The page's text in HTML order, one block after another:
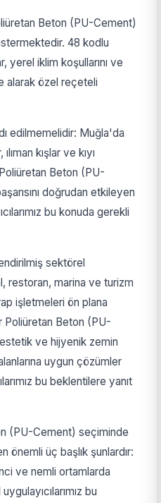
Beton (PU-Cement)
48 kodlu
yerel iklim koşullarını ve
alarak özel reçeteli
edilmemelidir: Muğla'da
kışlar ve kıyı
Beton (PU-
doğrudan etkileyen
bu konuda gerekli
sektörel
restoran, marina ve turizm
işletmeleri ön plana
Poliüretan Beton (PU-
ve hijyenik zemin
uygun çözümler
bu beklentilere yanıt
(PU-Cement) seçiminde
önemli üç başlık şunlardır:
ve nemli ortamlarda
bu